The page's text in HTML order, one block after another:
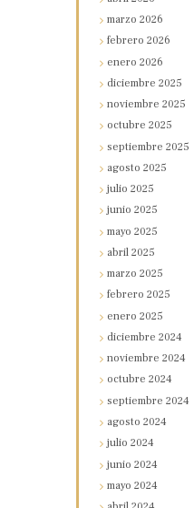
marzo2026
febrero2026
enero2026
diciembre2025
noviembre2025
octubre2025
septiembre2025
agosto2025
julio2025
junio2025
mayo2025
abril2025
marzo2025
febrero2025
enero2025
diciembre2024
noviembre2024
octubre2024
septiembre2024
agosto2024
julio2024
junio2024
mayo2024